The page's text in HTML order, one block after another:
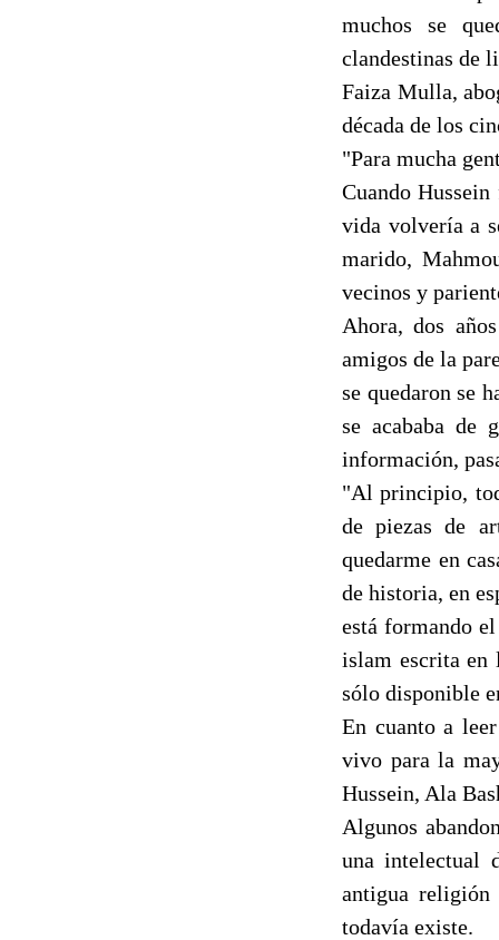
muchos se
clandestinas de
Faiza Mulla,
década de los
"Para mucha
Cuando
vida volvería a
marido,
vecinos y
Ahora, dos
amigos de la
se quedaron se
se acababa de
información,
"Al principio,
de piezas de
quedarme en
de historia, en
está formando
islam escrita en
sólo disponible
En cuanto a
vivo para la
Hussein, Ala
Algunos
una intelectual
antigua religión
todavía existe.